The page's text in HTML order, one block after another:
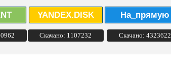
YANDEX.DISK
Скачано: 1107232
На_прямую
Скачано: 4323622